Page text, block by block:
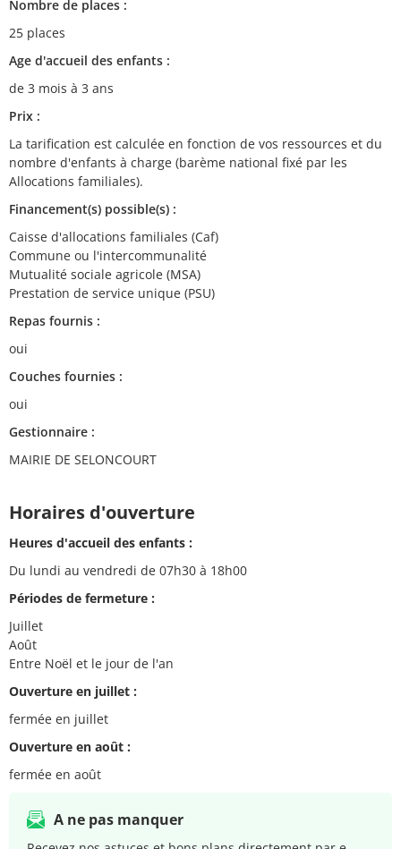
Nombre de places :
25 places
Age d'accueil des enfants :
de 3 mois à 3 ans
Prix :
La tarification est calculée en fonction de vos ressources et du
nombre d'enfants à charge (barème national fixé par les
Allocations familiales).
Financement(s) possible(s) :
Caisse d'allocations familiales (Caf)
Commune ou l'intercommunalité
Mutualité sociale agricole (MSA)
Prestation de service unique (PSU)
Repas fournis :
oui
Couches fournies :
oui
Gestionnaire :
MAIRIE DE SELONCOURT
Horaires d'ouverture
Heures d'accueil des enfants :
Du lundi au vendredi de 07h30 à 18h00
Périodes de fermeture :
Juillet
Août
Entre Noël et le jour de l'an
Ouverture en juillet :
fermée en juillet
Ouverture en août :
fermée en août
A ne pas manquer